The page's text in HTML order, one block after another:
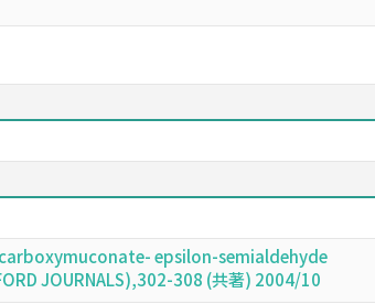
epsilon-semialdehyde
JOURNALS),302-308 (共著) 2004/10